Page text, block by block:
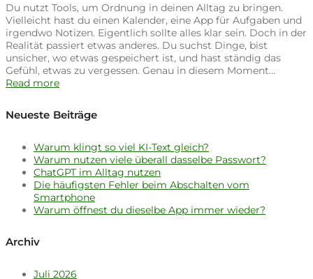
Du nutzt Tools, um Ordnung in deinen Alltag zu bringen.
Vielleicht hast du einen Kalender, eine App für Aufgaben und
irgendwo Notizen. Eigentlich sollte alles klar sein. Doch in der
Realität passiert etwas anderes. Du suchst Dinge, bist
unsicher, wo etwas gespeichert ist, und hast ständig das
Gefühl, etwas zu vergessen. Genau in diesem Moment…
Read more
Neueste Beiträge
Warum klingt so viel KI-Text gleich?
Warum nutzen viele überall dasselbe Passwort?
ChatGPT im Alltag nutzen
Die häufigsten Fehler beim Abschalten vom
Smartphone
Warum öffnest du dieselbe App immer wieder?
Archiv
Juli 2026